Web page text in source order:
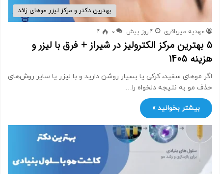
بهترین دکتر و مرکز لیزر موهای زائد
مهدیه میرباقری 4 روز پیش 0
4
۵ بهترین مرکز الکترولیز در شیراز + فرق با لیزر و
هزینه ۱۴۰۵
اگر موهای سفید، کرکی یا بسیار روشن دارید و با لیزر یا سایر روش‌های
حذف مو به نتیجه دلخواه را…
بیشتر بخوانید »